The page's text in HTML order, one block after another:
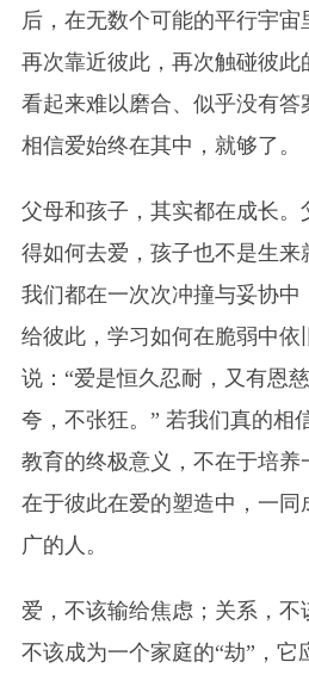
后，在无数个可能的平行宇
再次靠近彼此，再次触碰彼
看起来难以磨合、似乎没有
相信爱始终在其中，就够了。
父母和孩子，其实都在成长
得如何去爱，孩子也不是生来
我们都在一次次冲撞与妥协
给彼此，学习如何在脆弱中依
说：“爱是恒久忍耐，又有恩
夸，不张狂。” 若我们真的相
教育的终极意义，不在于培养
在于彼此在爱的塑造中，一同
广的人。
爱，不该输给焦虑；关系，不
不该成为一个家庭的“劫”，它